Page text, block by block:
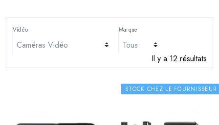
Vidéo Marque
Il y a 12 résultats
STOCK CHEZ LE FOURNISSEUR